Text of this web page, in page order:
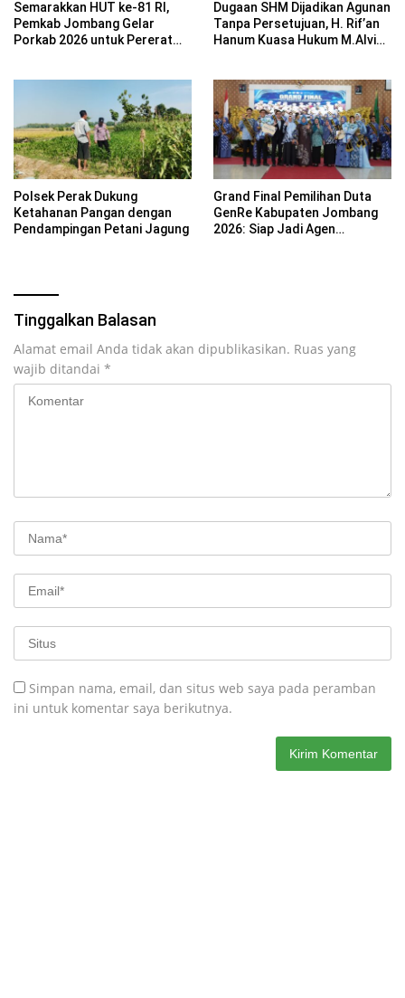
Semarakkan HUT ke-81 RI,
Pemkab Jombang Gelar
Porkab 2026 untuk Pererat
Dugaan SHM Dijadikan Agunan
Tanpa Persetujuan, H. Rif’an
Hanum Kuasa Hukum M.Alvin
Polsek Perak Dukung
Ketahanan Pangan dengan
Pendampingan Petani Jagung
Grand Final Pemilihan Duta
GenRe Kabupaten Jombang
2026: Siap Jadi Agen
Tinggalkan Balasan
Alamat email Anda tidak akan dipublikasikan. Ruas yang
wajib ditandai *
Simpan nama, email, dan situs web saya pada peramban
ini untuk komentar saya berikutnya.